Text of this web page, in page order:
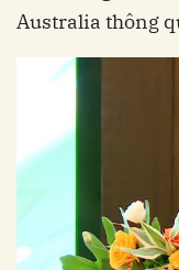
Australia thông